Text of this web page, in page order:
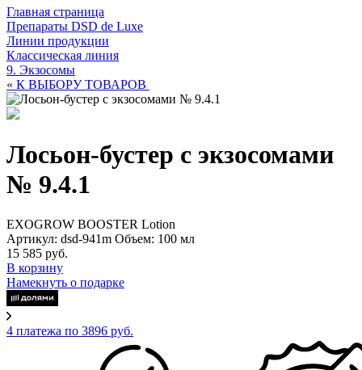
Главная страница
Препараты DSD de Luxe
Линии продукции
Классическая линия
9. Экзосомы
« К ВЫБОРУ ТОВАРОВ
Лосьон-бустер с экзосомами
№ 9.4.1
EXOGROW BOOSTER Lotion
Артикул: dsd-941m Объем: 100 мл
15 585 руб.
В корзину
Намекнуть о подарке
4 платежа по 3896 руб.